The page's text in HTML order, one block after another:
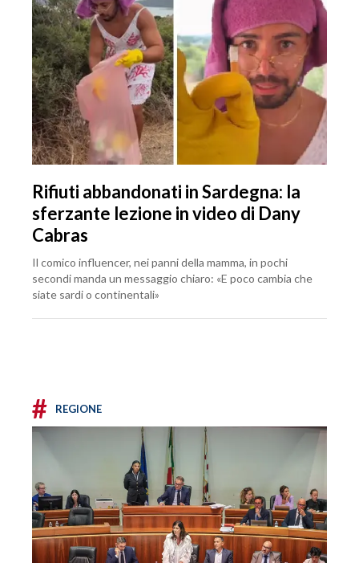
Rifiuti abbandonati in Sardegna: la
sferzante lezione in video di Dany
Cabras
Il comico influencer, nei panni della mamma, in pochi
secondi manda un messaggio chiaro: «E poco cambia che
siate sardi o continentali»
# REGIONE